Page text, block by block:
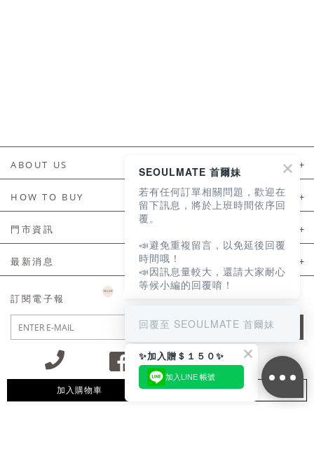
加入購物車 追蹤清單
ABOUT US
HOW TO BUY
如何購買
會員常見問題
訂單常見問題
商品售後服務
電子發票
國外會員服務
門市資訊
門市資訊
最新消息
LINE官方會員活動
訂閱電子報
JOIN
09:30~12:00 13:00~18:30 / Mon - Fri(例假日除外)
SEOULMATE 首爾妹
若有任何訂單相關問題，歡迎在
留下訊息，將於上班時間依序回
覆。
📣避免重複留言，以免延後回覆
時間哦！
📣因訊息量較大，還請大家耐心
等候小編的回覆唷！
回覆至 SEOULMATE 首爾妹
✨加入贈＄１５０✨
加入LINE 帳號